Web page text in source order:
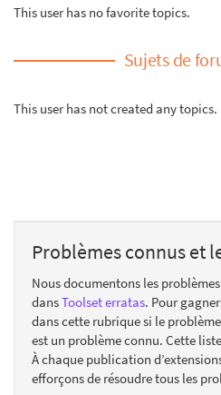
This user has no favorite topics.
Sujets de
This user has not created any topics.
Problèmes connus et
Nous documentons les
dansToolset erratas. Pour
dans cette rubrique si le
est un problème connu. Cette
À chaque publication
efforçons de résoudre tous les